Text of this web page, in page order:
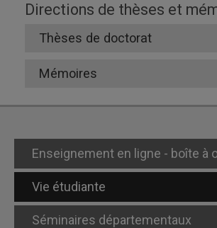
Directions de thèses et
Thèses de doctorat
Mémoires
Enseignement en ligne - boîte à
Vie étudiante
Séminaires départementaux